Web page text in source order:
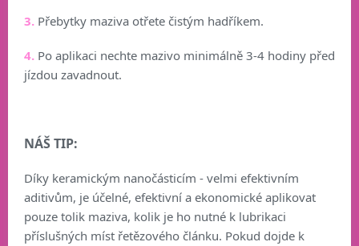
3. Přebytky maziva otřete čistým hadříkem.
4. Po aplikaci nechte mazivo minimálně 3-4 hodiny před
jízdou zavadnout.
NÁŠ TIP:
Díky keramickým nanočásticím - velmi efektivním
aditivům, je účelné, efektivní a ekonomické aplikovat
pouze tolik maziva, kolik je ho nutné k lubrikaci
příslušných míst řetězového článku. Pokud dojde k